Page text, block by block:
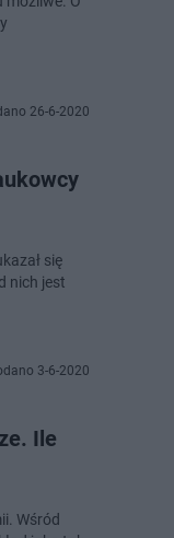
26-6-2020
się
nich jest
3-6-2020
Ile
Wśród